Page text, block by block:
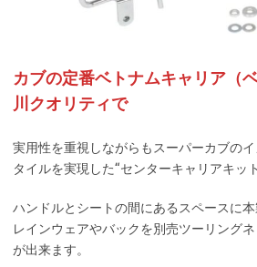
カブの定番ベトナムキャリア（
川クオリティで
実用性を重視しながらもスーパーカブの
タイルを実現した“センターキャリアキッ
ハンドルとシートの間にあるスペースに本
レインウェアやバックを別売ツーリング
が出来ます。